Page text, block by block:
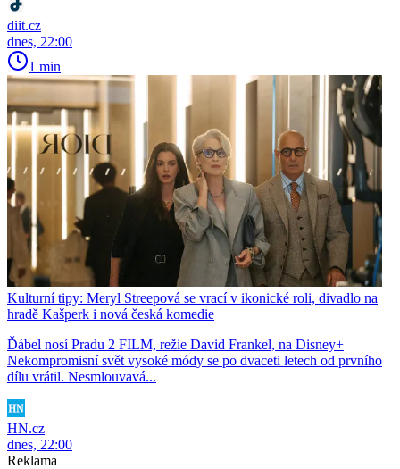
diit.cz
dnes, 22:00
1 min
Kulturní tipy: Meryl Streepová se vrací v ikonické roli, divadlo na
hradě Kašperk i nová česká komedie
Ďábel nosí Pradu 2 FILM, režie David Frankel, na Disney+
Nekompromisní svět vysoké módy se po dvaceti letech od prvního
dílu vrátil. Nesmlouvavá...
HN.cz
dnes, 22:00
Reklama